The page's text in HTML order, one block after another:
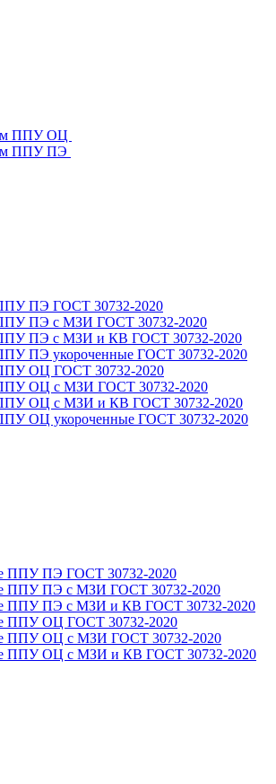
ППУ ОЦ
ППУ ПЭ
ПЭ ГОСТ 30732-2020
ПЭ с МЗИ ГОСТ 30732-2020
ПЭ с МЗИ и КВ ГОСТ 30732-2020
ПЭ укороченные ГОСТ 30732-2020
ОЦ ГОСТ 30732-2020
ОЦ с МЗИ ГОСТ 30732-2020
ОЦ с МЗИ и КВ ГОСТ 30732-2020
ОЦ укороченные ГОСТ 30732-2020
ППУ ПЭ ГОСТ 30732-2020
ППУ ПЭ с МЗИ ГОСТ 30732-2020
ППУ ПЭ с МЗИ и КВ ГОСТ 30732-2020
ППУ ОЦ ГОСТ 30732-2020
ППУ ОЦ с МЗИ ГОСТ 30732-2020
ППУ ОЦ с МЗИ и КВ ГОСТ 30732-2020